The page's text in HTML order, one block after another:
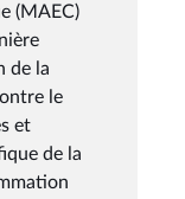
(MAEC)
de la
le
et
de la